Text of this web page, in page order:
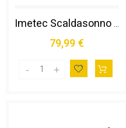
Imetec Scaldasonno Adapto Singolo 150 X 80 Cm, Basso Consumo, Tecnologia Brevettata, Riscaldamento Rapido, Temperatura Personalizzata, Cotone con Trattamento Antibatterico, Comando con 6 Temperature
79,99 €